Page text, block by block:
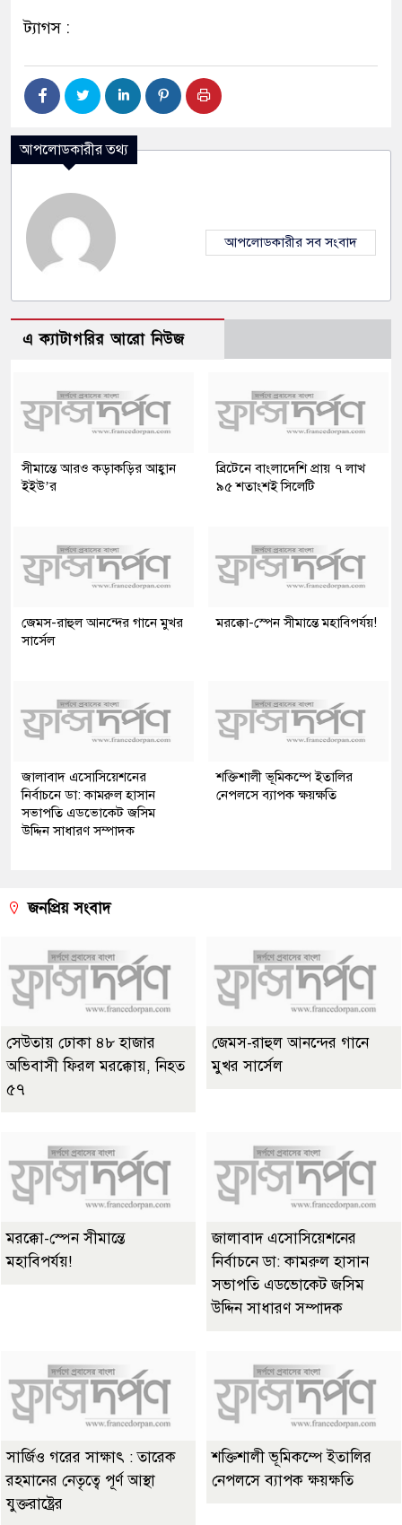
ট্যাগস :
আপলোডকারীর তথ্য
আপলোডকারীর সব সংবাদ
এ ক্যাটাগরির আরো নিউজ
সীমান্তে আরও কড়াকড়ির আহ্বান
ইইউ’র
ব্রিটেনে বাংলাদেশি প্রায় ৭ লাখ
৯৫ শতাংশই সিলেটি
জেমস-রাহুল আনন্দের গানে মুখর
সার্সেল
মরক্কো-স্পেন সীমান্তে মহাবিপর্যয়!
জালাবাদ এসোসিয়েশনের
নির্বাচনে ডা: কামরুল হাসান
সভাপতি এডভোকেট জসিম
উদ্দিন সাধারণ সম্পাদক
শক্তিশালী ভূমিকম্পে ইতালির
নেপলসে ব্যাপক ক্ষয়ক্ষতি
জনপ্রিয় সংবাদ
সেউতায় ঢোকা ৪৮ হাজার
অভিবাসী ফিরল মরক্কোয়, নিহত
৫৭
জেমস-রাহুল আনন্দের গানে
মুখর সার্সেল
মরক্কো-স্পেন সীমান্তে
মহাবিপর্যয়!
জালাবাদ এসোসিয়েশনের
নির্বাচনে ডা: কামরুল হাসান
সভাপতি এডভোকেট জসিম
উদ্দিন সাধারণ সম্পাদক
সার্জিও গরের সাক্ষাৎ : তারেক
রহমানের নেতৃত্বে পূর্ণ আস্থা
যুক্তরাষ্ট্রের
শক্তিশালী ভূমিকম্পে ইতালির
নেপলসে ব্যাপক ক্ষয়ক্ষতি